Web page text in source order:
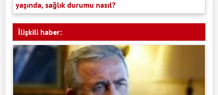
yaşında, sağlık durumu nasıl?
İlişkili haber: